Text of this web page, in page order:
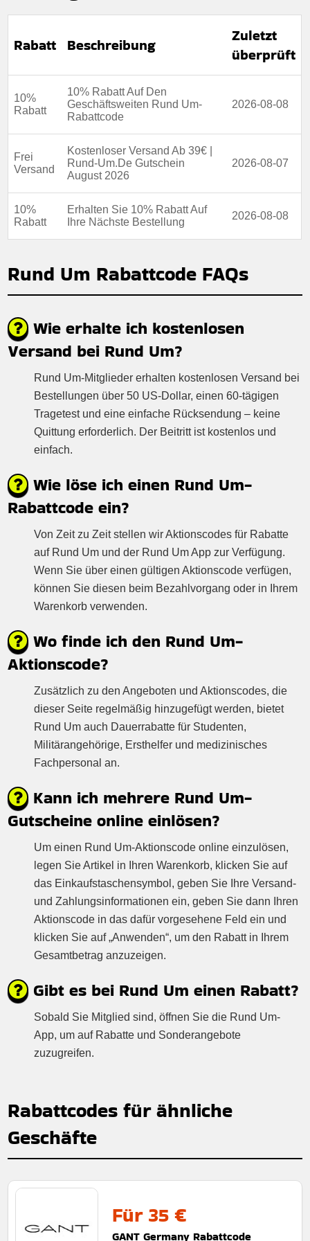
Kumulierbar:Nicht mit anderen Aktionen kombinierbar
Rabatt Beschreibung
Zuletzt
überprüft
10%
Rabatt
10% Rabatt Auf Den
Geschäftsweiten Rund Um-
Rabattcode
2026-08-08
Frei
Versand
Kostenloser Versand Ab 39€ |
Rund-Um.De Gutschein
August 2026
2026-08-07
10%
Rabatt
Erhalten Sie 10% Rabatt Auf
Ihre Nächste Bestellung
2026-08-08
Rund Um Rabattcode FAQs
Wie erhalte ich kostenlosen
Versand bei Rund Um?
Rund Um-Mitglieder erhalten kostenlosen Versand bei
Bestellungen über 50 US-Dollar, einen 60-tägigen
Tragetest und eine einfache Rücksendung – keine
Quittung erforderlich. Der Beitritt ist kostenlos und
einfach.
Wie löse ich einen Rund Um-
Rabattcode ein?
Von Zeit zu Zeit stellen wir Aktionscodes für Rabatte
auf Rund Um und der Rund Um App zur Verfügung.
Wenn Sie über einen gültigen Aktionscode verfügen,
können Sie diesen beim Bezahlvorgang oder in Ihrem
Warenkorb verwenden.
Wo finde ich den Rund Um-
Aktionscode?
Zusätzlich zu den Angeboten und Aktionscodes, die
dieser Seite regelmäßig hinzugefügt werden, bietet
Rund Um auch Dauerrabatte für Studenten,
Militärangehörige, Ersthelfer und medizinisches
Fachpersonal an.
Kann ich mehrere Rund Um-
Gutscheine online einlösen?
Um einen Rund Um-Aktionscode online einzulösen,
legen Sie Artikel in Ihren Warenkorb, klicken Sie auf
das Einkaufstaschensymbol, geben Sie Ihre Versand-
und Zahlungsinformationen ein, geben Sie dann Ihren
Aktionscode in das dafür vorgesehene Feld ein und
klicken Sie auf „Anwenden“, um den Rabatt in Ihrem
Gesamtbetrag anzuzeigen.
Gibt es bei Rund Um einen Rabatt?
Sobald Sie Mitglied sind, öffnen Sie die Rund Um-
App, um auf Rabatte und Sonderangebote
zuzugreifen.
Rabattcodes für ähnliche
Geschäfte
Für 35 €
GANT Germany Rabattcode